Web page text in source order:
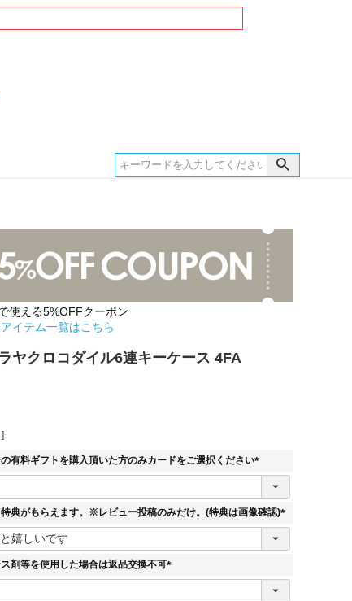
使える5%OFFクーポン
イテム一覧はこちら
ヤクロコダイル6連キーケース 4FA
有料ギフトを購入頂いた方のみカードをご選択ください
(
須
典がもらえます。※レビュー投稿のみだけ。(特典は画像確認)
(
剤等を使用した場合は返品交換不可
(